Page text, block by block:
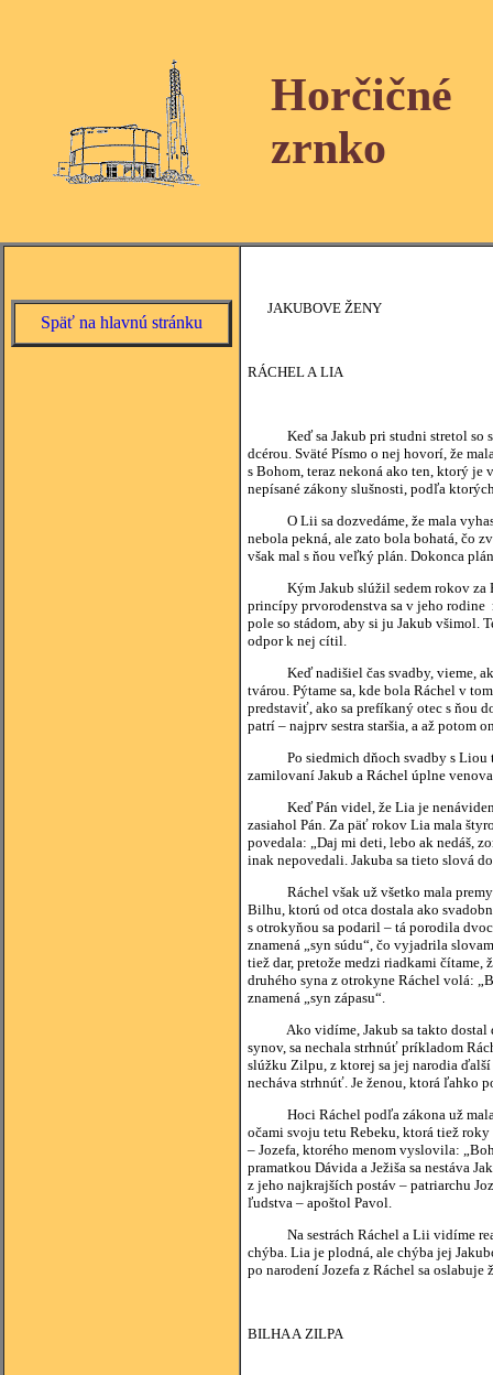
Horčičné
zrnko
Späť na hlavnú stránku
JAKUBOVE ŽENY
RÁCHEL A LIA
Keď sa Jakub pri studni stretol so
dcérou. Sväté Písmo o nej hovorí, že
s Bohom, teraz nekoná ako ten, ktorý
nepísané zákony slušnosti, podľa
O Lii sa dozvedáme, že mala
nebola pekná, ale zato bola bohatá, čo
však mal s ňou veľký plán. Dokonca
Kým Jakub slúžil sedem rokov za
princípy prvorodenstva sa v jeho rodine
pole so stádom, aby si ju Jakub všimol.
odpor k nej cítil.
Keď nadišiel čas svadby, vieme, ako
tvárou. Pýtame sa, kde bola Ráchel v
predstaviť, ako sa prefíkaný otec s ňou
patrí – najprv sestra staršia, a až potom
Po siedmich dňoch svadby s Liou
zamilovaní Jakub a Ráchel úplne
Keď Pán videl, že Lia je
zasiahol Pán. Za päť rokov Lia mala
povedala: „Daj mi deti, lebo ak nedáš,
inak nepovedali. Jakuba sa tieto slová
Ráchel však už všetko mala
Bilhu, ktorú od otca dostala ako
s otrokyňou sa podaril – tá porodila
znamená „syn súdu“, čo vyjadrila
tiež dar, pretože medzi riadkami
druhého syna z otrokyne Ráchel volá:
znamená „syn zápasu“.
Ako vidíme, Jakub sa takto dostal do
synov, sa nechala strhnúť príkladom
slúžku Zilpu, z ktorej sa jej narodia
necháva strhnúť. Je ženou, ktorá ľahko
Hoci Ráchel podľa zákona už mala
očami svoju tetu Rebeku, ktorá tiež
– Jozefa, ktorého menom vyslovila:
pramatkou Dávida a Ježiša sa nestáva
z jeho najkrajších postáv – patriarchu
ľudstva – apoštol Pavol.
Na sestrách Ráchel a Lii vidíme
chýba. Lia je plodná, ale chýba jej
po narodení Jozefa z Ráchel sa
BILHA A ZILPA